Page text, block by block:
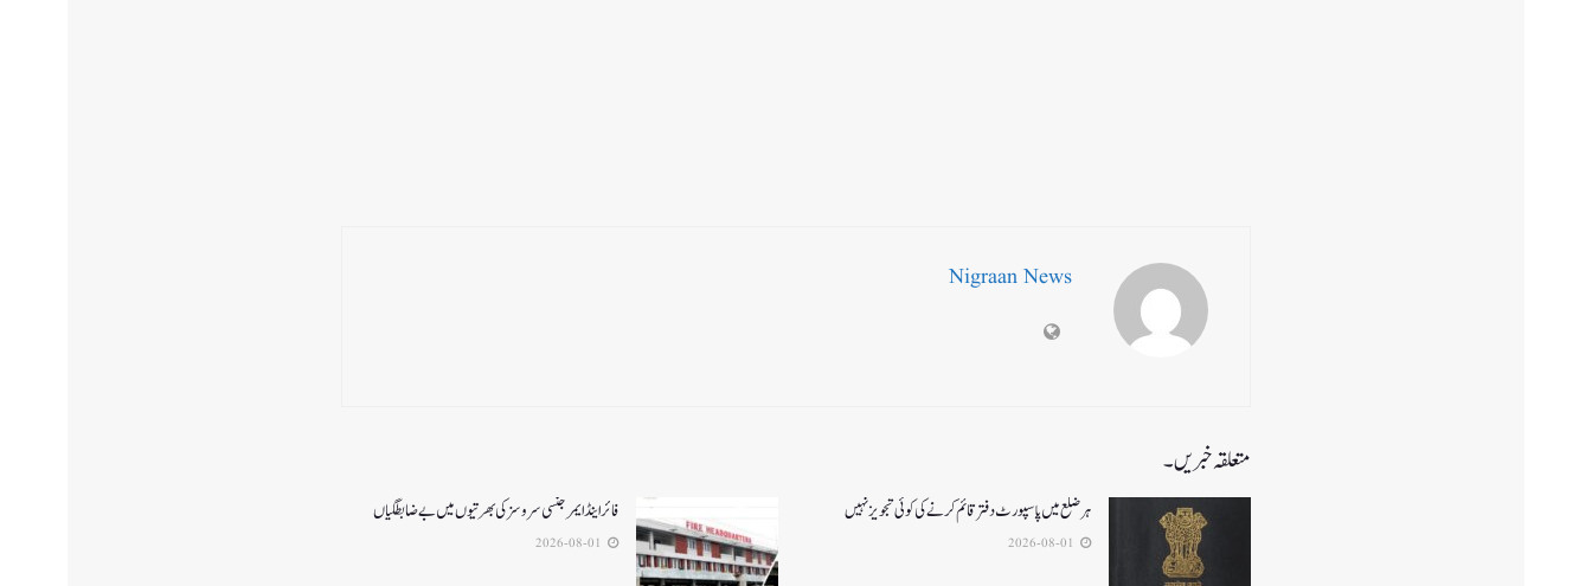
Nigraan News
متعلقہ خبریں۔
ہر ضلع میں پاسپورٹ دفتر قائم کرنے کی کوئی تجویز نہیں فائر اینڈ ایمرجنسی سروسزکی بھرتیوں میں بے ضابطگیاں